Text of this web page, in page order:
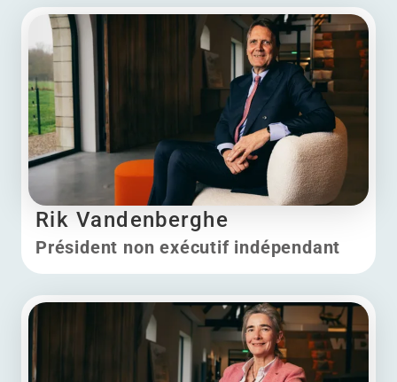
Rik Vandenberghe
Président non exécutif indépendant
Rik Vandenberghe